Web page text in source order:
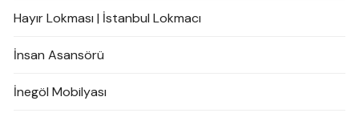
Hayır Lokması | İstanbul Lokmacı
İnsan Asansörü
İnegöl Mobilyası